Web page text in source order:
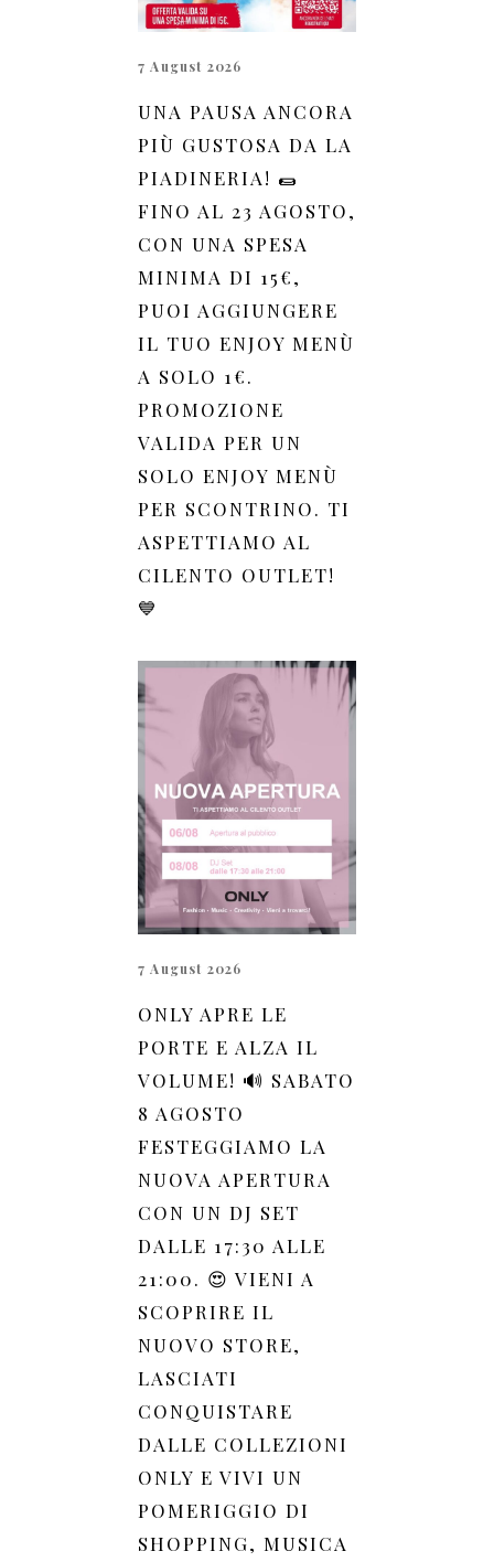
7 August 2026
UNA PAUSA ANCORA
PIÙ GUSTOSA DA LA
PIADINERIA! 🌯
FINO AL 23 AGOSTO,
CON UNA SPESA
MINIMA DI 15€,
PUOI AGGIUNGERE
IL TUO ENJOY MENÙ
A SOLO 1€.
PROMOZIONE
VALIDA PER UN
SOLO ENJOY MENÙ
PER SCONTRINO. TI
ASPETTIAMO AL
CILENTO OUTLET!
💙
7 August 2026
ONLY APRE LE
PORTE E ALZA IL
VOLUME! 🔊 SABATO
8 AGOSTO
FESTEGGIAMO LA
NUOVA APERTURA
CON UN DJ SET
DALLE 17:30 ALLE
21:00. 😍 VIENI A
SCOPRIRE IL
NUOVO STORE,
LASCIATI
CONQUISTARE
DALLE COLLEZIONI
ONLY E VIVI UN
POMERIGGIO DI
SHOPPING, MUSICA